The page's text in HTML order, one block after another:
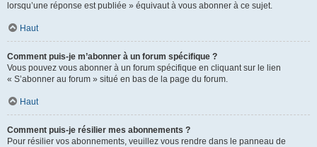
lorsqu’une réponse est publiée » équivaut à vous abonner à ce sujet.
Haut
Comment puis-je m’abonner à un forum spécifique ?
Vous pouvez vous abonner à un forum spécifique en cliquant sur le lien
« S’abonner au forum » situé en bas de la page du forum.
Haut
Comment puis-je résilier mes abonnements ?
Pour résilier vos abonnements, veuillez vous rendre dans le panneau de